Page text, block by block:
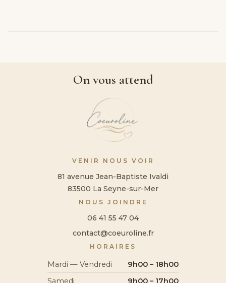
On vous attend
VENIR NOUS VOIR
81 avenue Jean-Baptiste Ivaldi
83500 La Seyne-sur-Mer
NOUS JOINDRE
06 41 55 47 04
contact@coeuroline.fr
HORAIRES
Mardi — Vendredi
9h00 – 18h00
Samedi
9h00 – 17h00